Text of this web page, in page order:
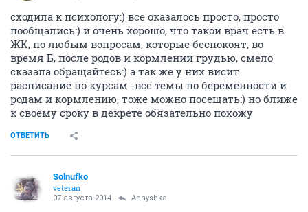
сходила к психологу:) все оказалось просто, просто
пообщались:) и очень хорошо, что такой врач есть в
ЖК, по любым вопросам, которые беспокоят, во
время Б, после родов и кормлении грудью, смело
сказала обращайтесь:) а так же у них висит
расписание по курсам -все темы по беременности и
родам и кормлению, тоже можно посещать:) но ближе
к своему сроку в декрете обязательно похожу
ОТВЕТИТЬ
Solnufko
veteran
07 августа 2014 Annyshka